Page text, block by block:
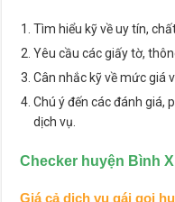
Tìm hiểu kỹ về uy tín,
Yêu cầu các giấy tờ,
Cân nhắc kỹ về mức giá
Chú ý đến các đánh giá,
dịch vụ.
Checker huyện Bình
Giá cả dịch vụ gái gọi